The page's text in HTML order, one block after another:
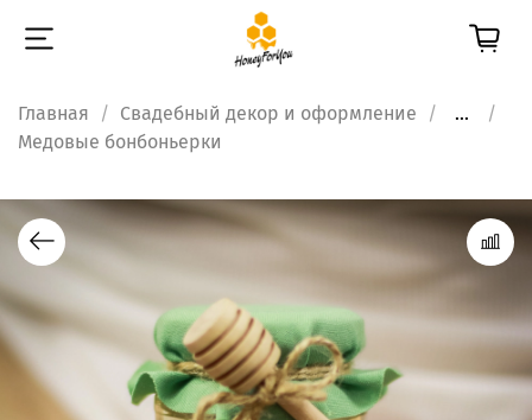
Главная Свадебный декор и оформление
...
Медовые бонбоньерки